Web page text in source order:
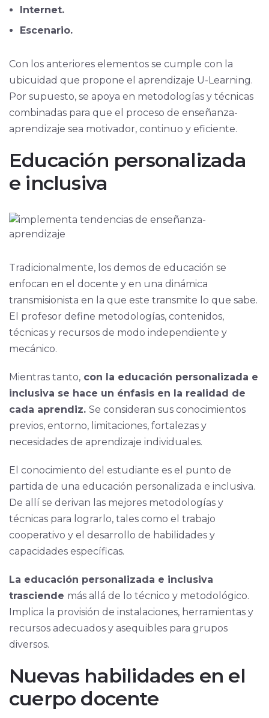
Internet.
Escenario.
Con los anteriores elementos se cumple con la
ubicuidad que propone el aprendizaje U-Learning.
Por supuesto, se apoya en metodologías y técnicas
combinadas para que el proceso de enseñanza-
aprendizaje sea motivador, continuo y eficiente.
Educación personalizada
e inclusiva
Tradicionalmente, los demos de educación se
enfocan en el docente y en una dinámica
transmisionista en la que este transmite lo que sabe.
El profesor define metodologías, contenidos,
técnicas y recursos de modo independiente y
mecánico.
Mientras tanto, con la educación personalizada e
inclusiva se hace un énfasis en la realidad de
cada aprendiz. Se consideran sus conocimientos
previos, entorno, limitaciones, fortalezas y
necesidades de aprendizaje individuales.
El conocimiento del estudiante es el punto de
partida de una educación personalizada e inclusiva.
De allí se derivan las mejores metodologías y
técnicas para lograrlo, tales como el trabajo
cooperativo y el desarrollo de habilidades y
capacidades específicas.
La educación personalizada e inclusiva
trasciende más allá de lo técnico y metodológico.
Implica la provisión de instalaciones, herramientas y
recursos adecuados y asequibles para grupos
diversos.
Nuevas habilidades en el
cuerpo docente